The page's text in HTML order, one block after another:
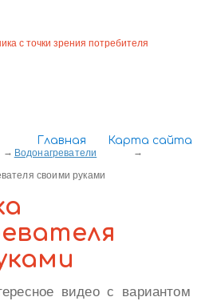
Главная Карта сайта
с точки зрения потребителя
Водонагреватели
своими руками
видео с вариантом